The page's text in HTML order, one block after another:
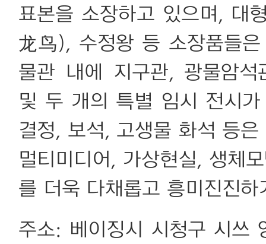
표본을 소장하고 있으며, 대
龙鸟), 수정왕 등 소장품들
물관 내에 지구관, 광물암
및 두 개의 특별 임시 전시
결정, 보석, 고생물 화석 등은
멀티미디어, 가상현실, 생체
를 더욱 다채롭고 흥미진진하
주소: 베이징시 시청구 시쓰